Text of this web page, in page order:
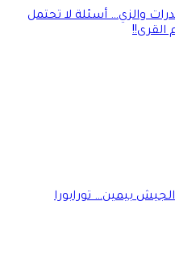
والزي… أسئلة لا تحتمل
بيمين… تورابورا